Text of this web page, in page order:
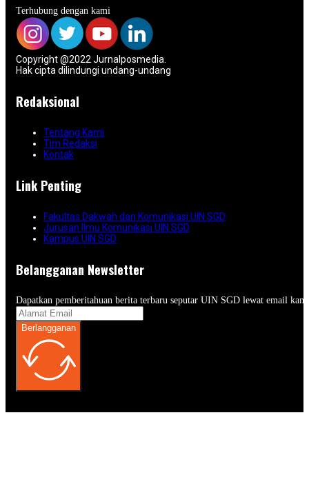
Terhubung dengan kami
Copyright @2022 Jurnalposmedia.
Hak cipta dilindungi undang-undang
Redaksional
Tentang Kami
Tim Redaksi
Kontak
Link Penting
Fakultas Dakwah dan Komunikasi UIN SGD
Jurusan Ilmu Komunikasi UIN SGD
Kampus UIN SGD
Belangganan Newsletter
Dapatkan pemberitahuan berita terbaru seputar UIN SGD lewat email
Berlangganan